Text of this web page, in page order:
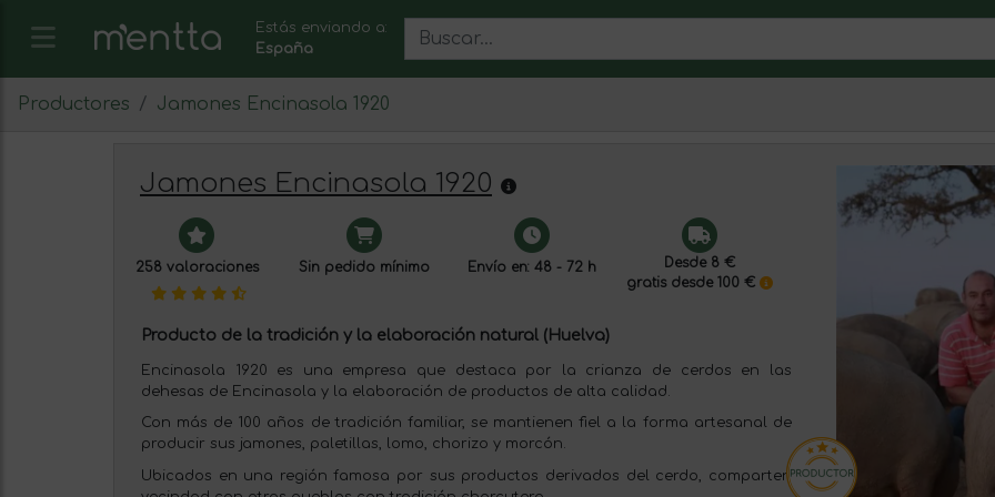
Estás enviando a:
España
Productores Jamones Encinasola 1920
Jamones Encinasola 1920
258 valoraciones Sin pedido mínimo Envío en: 48 - 72 h
Desde 8 €
gratis desde 100 €
Producto de la tradición y la elaboración natural (Huelva)
Encinasola 1920 es una empresa que destaca por la crianza de cerdos en las
dehesas de Encinasola y la elaboración de productos de alta calidad.
Con más de 100 años de tradición familiar, se mantienen fiel a la forma artesanal de
producir sus jamones, paletillas, lomo, chorizo y morcón.
Ubicados en una región famosa por sus productos derivados del cerdo, comparten